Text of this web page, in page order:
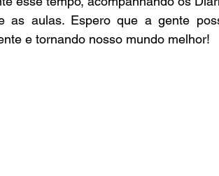
as aulas. Espero que a gente
e tornando nosso mundo melhor!